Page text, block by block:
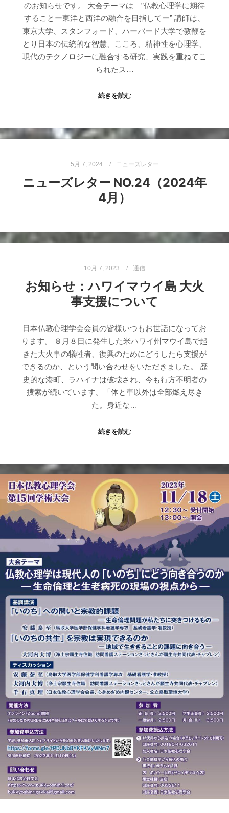
のお知らせです。 大会テーマは ”仏教心理学に期待
することー東洋と西洋の融合を目指してー” 講師は、
東京大学、スタンフォード、ハーバード大学で教鞭を
とり日本の伝統的な智慧、こころ、精神性を心理学、
現代のテクノロジーに融合する研究、実践を重ねてこ
られたス…
続きを読む
5月 7, 2024 ニューズレター
ニューズレター NO.24（2024年
4月）
10月 7, 2023 通信
お知らせ：ハワイマウイ島 大火
事支援について
日本仏教心理学会会員の皆様いつもお世話になってお
ります。 ８月８日に発生した米ハワイ州マウイ島で起
きた大火事の犠牲者、復興のためにどうしたら支援が
できるのか、という問い合わせをいただきました。 歴
史的な港町、ラハイナは破壊され、今も行方不明者の
捜索が続いています。「体と車以外は全部燃え尽き
た。身近な…
続きを読む